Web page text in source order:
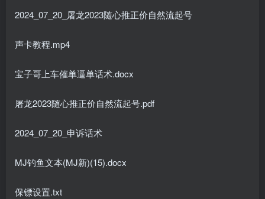
2024_07_20_屠龙2023随心推正价自然流起号
声卡教程.mp4
宝子哥上车催单逼单话术.docx
屠龙2023随心推正价自然流起号.pdf
2024_07_20_申诉话术
MJ钓鱼文本(MJ新)(15).docx
保镖设置.txt